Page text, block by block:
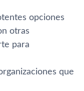
opciones
otras
para
que